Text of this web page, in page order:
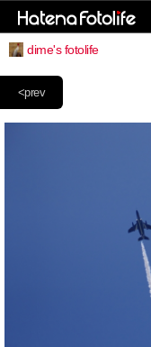
dime's fotolife
<prev